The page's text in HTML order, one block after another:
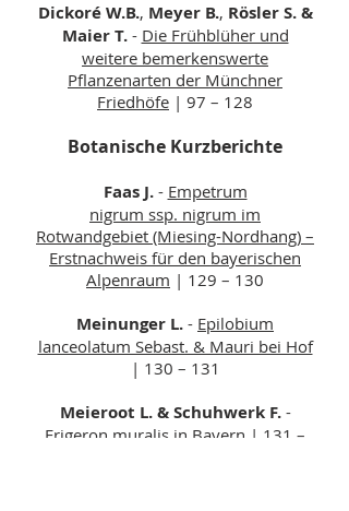
Dickoré W.B., Meyer B., Rösler S. &
Maier T. - Die Frühblüher und
weitere bemerkenswerte
Pflanzenarten der Münchner
Friedhöfe | 97 – 128
Botanische Kurzberichte
Faas J.- Empetrum
nigrum ssp. nigrum im
Rotwandgebiet (Miesing-Nordhang) –
Erstnachweis für den bayerischen
Alpenraum | 129 – 130
Meinunger L. - Epilobium
lanceolatum Sebast. & Mauri bei Hof
| 130 – 131
Meieroot L. & Schuhwerk F.-
Erigeron muralis in Bayern | 131 –